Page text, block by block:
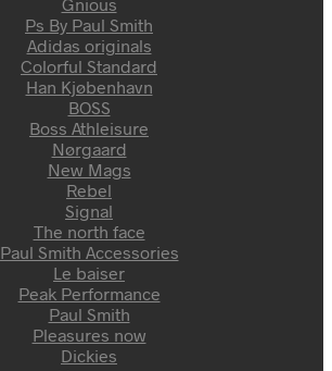
Ps By Paul Smith
Adidas originals
Colorful Standard
Han Kjøbenhavn
BOSS
Boss Athleisure
Nørgaard
New Mags
Rebel
Signal
The north face
Paul Smith Accessories
Le baiser
Peak Performance
Paul Smith
Pleasures now
Dickies